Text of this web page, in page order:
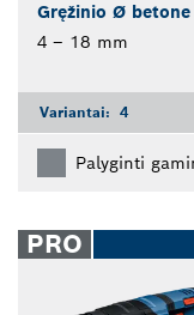
Gręžinio Ø
4 – 18 mm
Variantai: 4
Palyginti
PRO